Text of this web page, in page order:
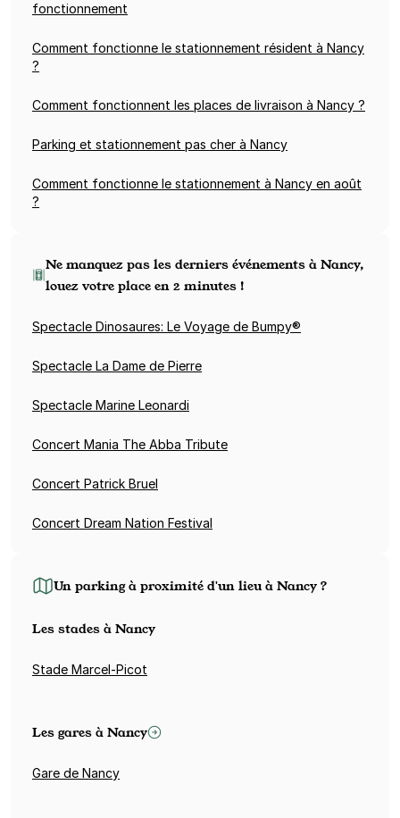
fonctionnement
Comment fonctionne le stationnement résident à Nancy
?
Comment fonctionnent les places de livraison à Nancy ?
Parking et stationnement pas cher à Nancy
Comment fonctionne le stationnement à Nancy en août
?
Ne manquez pas les derniers événements à Nancy,
louez votre place en 2 minutes !
Spectacle Dinosaures: Le Voyage de Bumpy®
Spectacle La Dame de Pierre
Spectacle Marine Leonardi
Concert Mania The Abba Tribute
Concert Patrick Bruel
Concert Dream Nation Festival
Un parking à proximité d'un lieu à Nancy ?
Les stades à Nancy
Stade Marcel-Picot
Les gares à Nancy
Gare de Nancy